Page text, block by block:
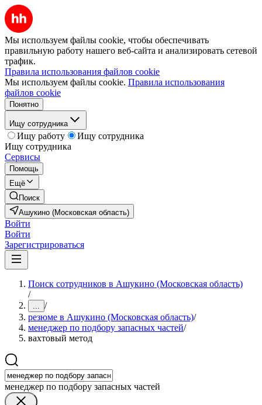
Мы используем файлы cookie, чтобы обеспечивать
правильную работу нашего веб-сайта и анализировать сетевой
трафик.
Правила использования файлов cookie
Мы используем файлы cookie. Правила использования
файлов cookie
Понятно
Ищу сотрудника
Ищу работу
Ищу сотрудника
Ищу сотрудника
Сервисы
Помощь
Ещё
Поиск
Ашукино (Московская область)
Войти
Войти
Зарегистрироваться
Поиск сотрудников в Ашукино (Московская область)
/
... /
резюме в Ашукино (Московская область)/
менеджер по подбору запасных частей/
вахтовый метод
менеджер по подбору запасных частей